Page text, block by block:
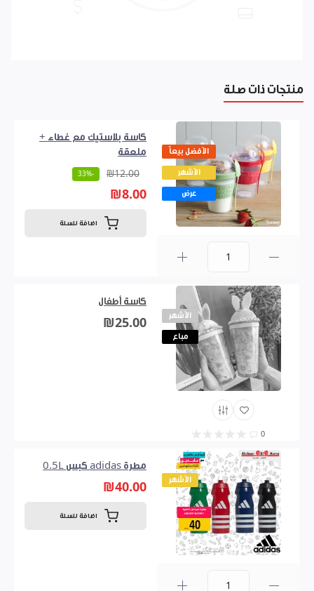
منتجات ذات صلة
الأفضل بيعاً
الأشهر
عرض
كاسة بلاستيك مع غطاء +
ملعقة
₪12.00
-33%
₪8.00
اضافة للسلة
الأشهر
مباع
0
كاسة أطفال
₪25.00
الأشهر
مطرة adidas كبس 0.5L
₪40.00
اضافة للسلة